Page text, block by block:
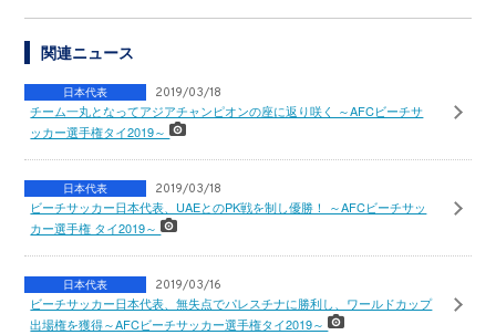
関連ニュース
日本代表 2019/03/18
チーム一丸となってアジアチャンピオンの座に返り咲く ～AFCビーチサ
ッカー選手権タイ2019～
日本代表 2019/03/18
ビーチサッカー日本代表、UAEとのPK戦を制し優勝！ ～AFCビーチサッ
カー選手権 タイ2019～
日本代表 2019/03/16
ビーチサッカー日本代表、無失点でパレスチナに勝利し、ワールドカップ
出場権を獲得～AFCビーチサッカー選手権タイ2019～